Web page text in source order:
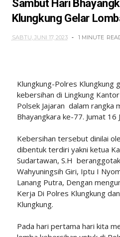
Sambut Hari
Klungkung Gelar
SABTU, JUNI 17, 2023 1 MINUTE
Klungkung-Polres Klungkung
kebersihan di Lingkung
Polsek Jajaran dalam rangka
Bhayangkara ke-77. Jumat 16
Kebersihan tersebut dinilai
dibentuk terdiri yakni ketua
Sudartawan, S.H
Wahyuningsih Giri, Iptu I
Lanang Putra, Dengan
Kerja Di Polres Klungkung
Klungkung.
Pada hari pertama hari kita